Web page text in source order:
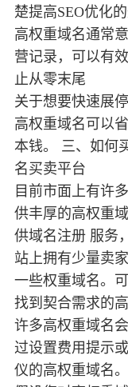
楚提高SEO优化
高权重域名通常
营记录，可以有
止从零末尾
关于想要快速展
高权重域名可以
本钱。 三、如何
名买卖平台
目前市面上有许
供丰厚的高权重
供域名注册 服务
站上拥有少量卖
一些权重域名。
找到契合需求的
许多高权重域名
过设置费用提示
仪的高权重域名